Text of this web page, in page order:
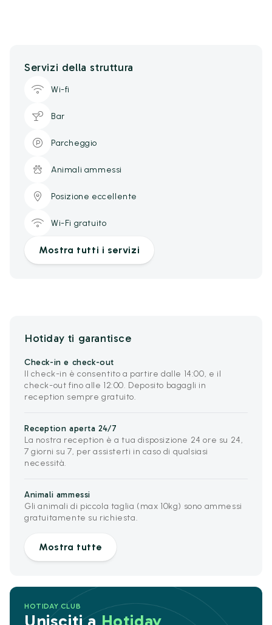
Servizi della struttura
Wi-fi
Bar
Parcheggio
Animali ammessi
Posizione eccellente
Wi-Fi gratuito
Mostra tutti i servizi
Hotiday ti garantisce
Check-in e check-out
Il check-in è consentito a partire dalle 14:00, e il
check-out fino alle 12:00. Deposito bagagli in
reception sempre gratuito.
Reception aperta 24/7
La nostra reception è a tua disposizione 24 ore su 24,
7 giorni su 7, per assisterti in caso di qualsiasi
necessità.
Animali ammessi
Gli animali di piccola taglia (max 10kg) sono ammessi
gratuitamente su richiesta.
Mostra tutte
HOTIDAY CLUB